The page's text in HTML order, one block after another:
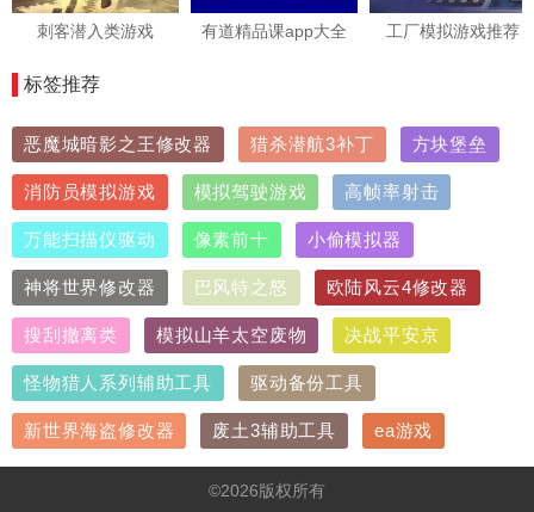
刺客潜入类游戏 有道精品课app大全 工厂模拟游戏推荐
标签推荐
恶魔城暗影之王修改器 猎杀潜航3补丁 方块堡垒
消防员模拟游戏 模拟驾驶游戏 高帧率射击
万能扫描仪驱动 像素前十 小偷模拟器
神将世界修改器 巴风特之怒 欧陆风云4修改器
搜刮撤离类 模拟山羊太空废物 决战平安京
怪物猎人系列辅助工具 驱动备份工具
新世界海盗修改器 废土3辅助工具 ea游戏
©2026版权所有